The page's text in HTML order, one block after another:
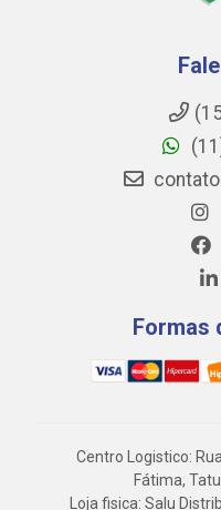
Formas
Centro Logistico:
Fátima,
Loja fisica: Salu